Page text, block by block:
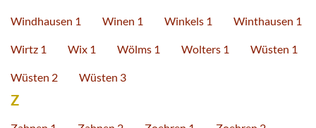
Windhausen 1 Winen 1 Winkels 1 Winthausen 1
Wirtz 1 Wix 1 Wölms 1 Wolters 1 Wüsten 1
Wüsten 2 Wüsten 3
Z